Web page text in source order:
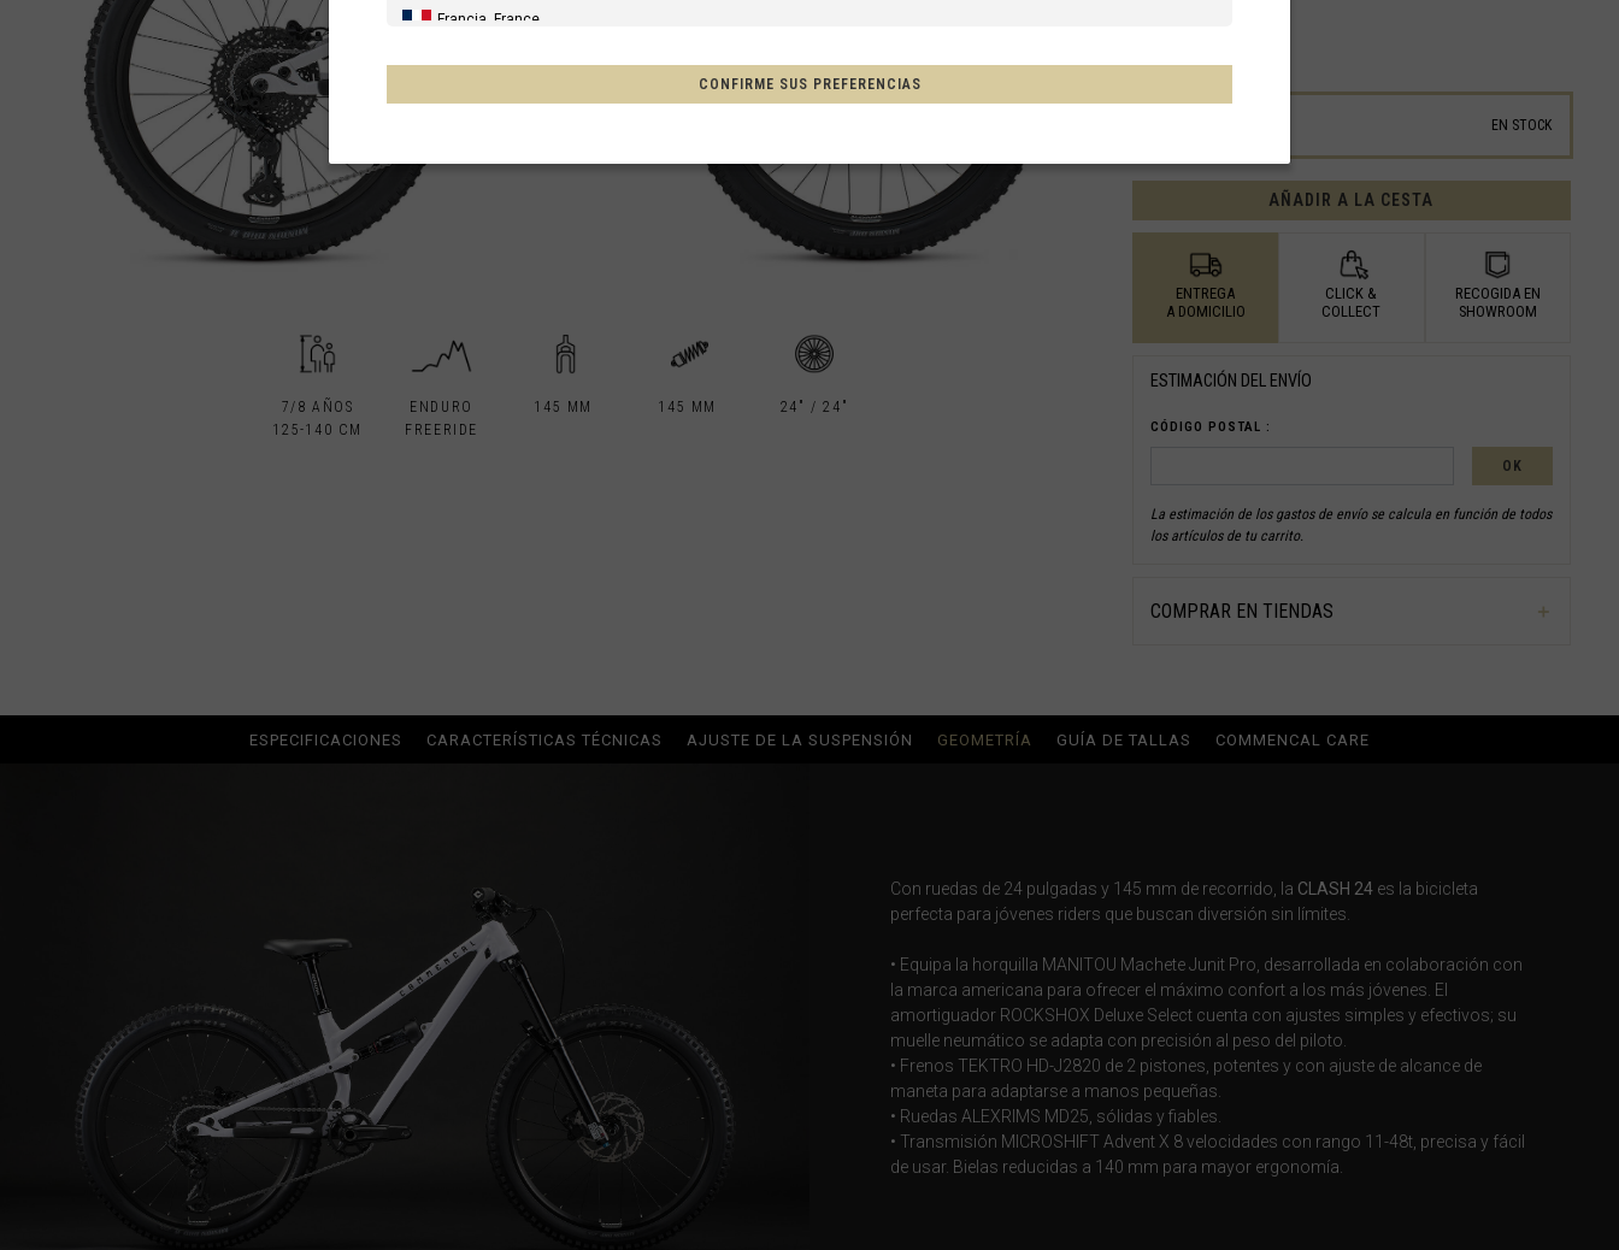
Otros países
Francia, France
España, Espanya, Espainia
Alemania, Deutschland
Afganistán, افغانستانAfghanestan
Arabia Saudita, Al-‘Arabiyyah as Sa‘ūdiyyah المملكة العربية السعودية
Aruba
Austria, Österreich
Azerbaiyán, Azərbaycan
Bahamas
Bangladés, Bangladesh বাংলাদেশ
Barbados
Baréin, البحرينAl-Bahrayn
Bélgica, België, Belgique, Belgien
CONFIRME SUS PREFERENCIAS
7/8 AÑOS
125-140 CM
ENDURO
FREERIDE
145 MM 145 MM 24" / 24"
GUÍA DE TALLAS
EN STOCK
AÑADIR A LA CESTA
ENTREGA
A DOMICILIO
CLICK &
COLLECT
RECOGIDA EN
SHOWROOM
ESTIMACIÓN DEL ENVÍO
CÓDIGO POSTAL :
OK
La estimación de los gastos de envío se calcula en función de todos
los artículos de tu carrito.
COMPRAR EN TIENDAS
ESPECIFICACIONES CARACTERÍSTICAS TÉCNICAS AJUSTE DE LA SUSPENSIÓN GEOMETRÍA GUÍA DE TALLAS COMMENCAL CARE
Con ruedas de 24 pulgadas y 145 mm de recorrido, la CLASH 24 es la bicicleta
perfecta para jóvenes riders que buscan diversión sin límites.
• Equipa la horquilla MANITOU Machete Junit Pro, desarrollada en colaboración con
la marca americana para ofrecer el máximo confort a los más jóvenes. El
amortiguador ROCKSHOX Deluxe Select cuenta con ajustes simples y efectivos; su
muelle neumático se adapta con precisión al peso del piloto.
• Frenos TEKTRO HD-J2820 de 2 pistones, potentes y con ajuste de alcance de
maneta para adaptarse a manos pequeñas.
• Ruedas ALEXRIMS MD25, sólidas y fiables.
• Transmisión MICROSHIFT Advent X 8 velocidades con rango 11-48t, precisa y fácil
de usar. Bielas reducidas a 140 mm para mayor ergonomía.